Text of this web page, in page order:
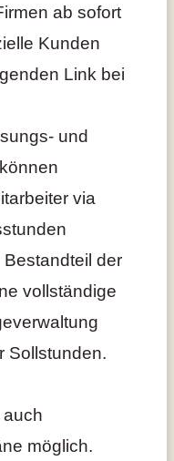
ab sofort
Kunden
Link bei
und
via
der
vollständige
Sollstunden.
möglich.